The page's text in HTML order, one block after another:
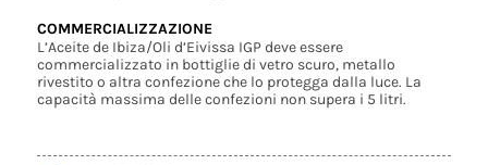
COMMERCIALIZZAZIONE
L’Aceite de Ibiza/Oli d’Eivissa IGP deve essere
commercializzato in bottiglie di vetro scuro, metallo
rivestito o altra confezione che lo protegga dalla luce. La
capacità massima delle confezioni non supera i 5 litri.